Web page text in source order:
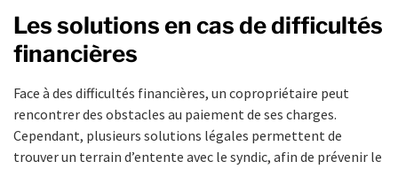
Les solutions en cas de difficultés
financières
Face à des difficultés financières, un copropriétaire peut
rencontrer des obstacles au paiement de ses charges.
Cependant, plusieurs solutions légales permettent de
trouver un terrain d’entente avec le syndic, afin de prévenir le